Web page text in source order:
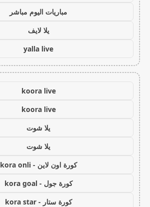
مباريات اليوم مباشر
يلا لايف
yalla live
koora live
koora live
يلا شوت
يلا شوت
كورة اون لاين - kora onli
كورة جول - kora goal
كورة ستار - kora star